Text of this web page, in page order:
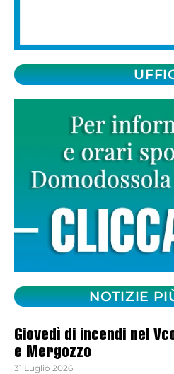
NOTIZIE
Giovedì di incendi nel
e Mergozzo
31 Luglio 2026